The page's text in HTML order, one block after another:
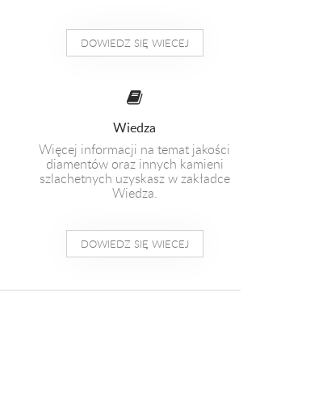
DOWIEDZ SIĘ WIECEJ
Wiedza
Więcej informacji na temat jakości
diamentów oraz innych kamieni
szlachetnych uzyskasz w zakładce
Wiedza.
DOWIEDZ SIĘ WIECEJ